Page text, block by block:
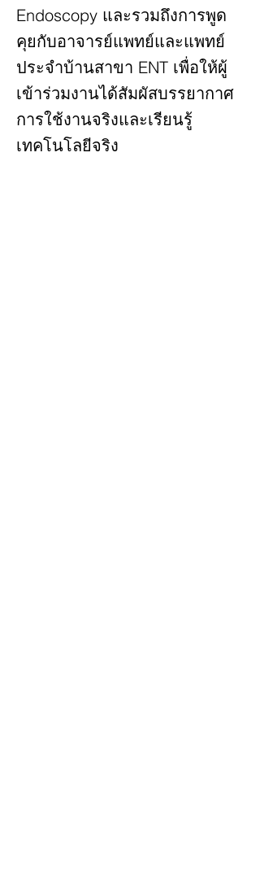
Endoscopy และรวมถึงการพูด
คุยกับอาจารย์แพทย์และแพทย์
ประจำบ้านสาขา ENT เพื่อให้ผู้
เข้าร่วมงานได้สัมผัสบรรยากาศ
การใช้งานจริงและเรียนรู้
เทคโนโลยีจริง